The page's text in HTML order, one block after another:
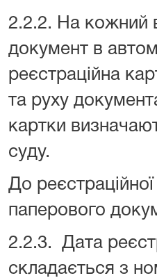
2.2.2. На кожний
документ в
реєстраційна
та руху
картки
суду.
До
паперового
2.2.3. Дата
складається з